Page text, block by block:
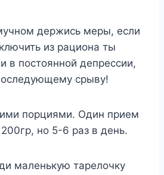
держись меры, если
из рациона ты
в постоянной депрессии,
срыву!
порциями. Один прием
но 5-6 раз в день.
маленькую тарелочку